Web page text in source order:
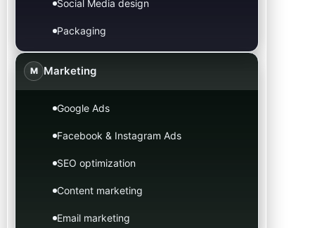
Social Media design
Packaging
M Marketing
Google Ads
Facebook & Instagram Ads
SEO optimization
Content marketing
Email marketing